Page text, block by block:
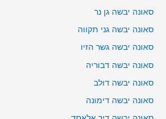
סאונה יבשה גן נר
סאונה יבשה גני תקווה
סאונה יבשה גשר הזיו
סאונה יבשה דבוריה
סאונה יבשה דולב
סאונה יבשה דימונה